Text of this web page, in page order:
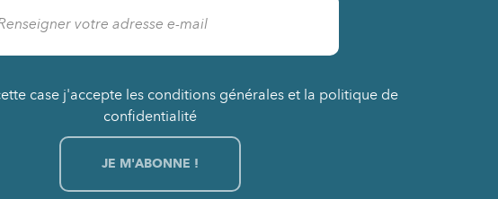
case j'accepte les conditions générales et la politique de
confidentialité